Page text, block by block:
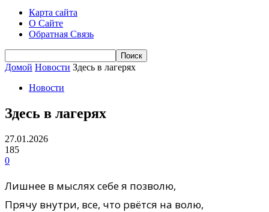
Карта сайта
О Сайте
Обратная Связь
Домой Новости Здесь в лагерях
Новости
Здесь в лагерях
27.01.2026
185
0
Лишнее в мыслях себе я позволю,
Прячу внутри, все, что рвётся на волю,